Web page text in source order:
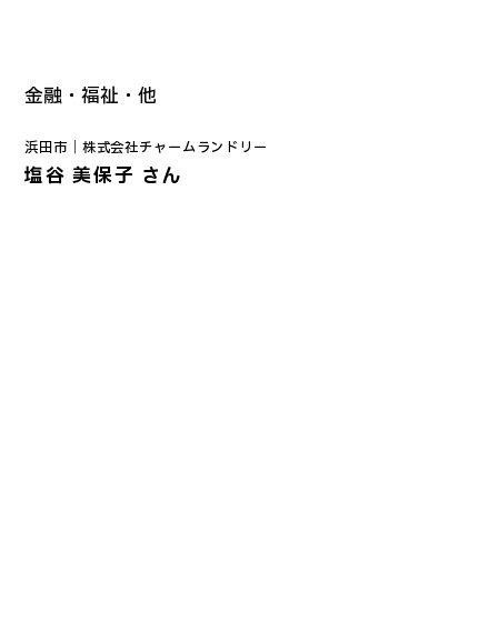
金融・福祉・他
浜田市｜ 株式会社チャームランドリー
塩谷 美保子 さん